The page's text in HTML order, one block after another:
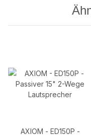
AXIOM - ED150P -